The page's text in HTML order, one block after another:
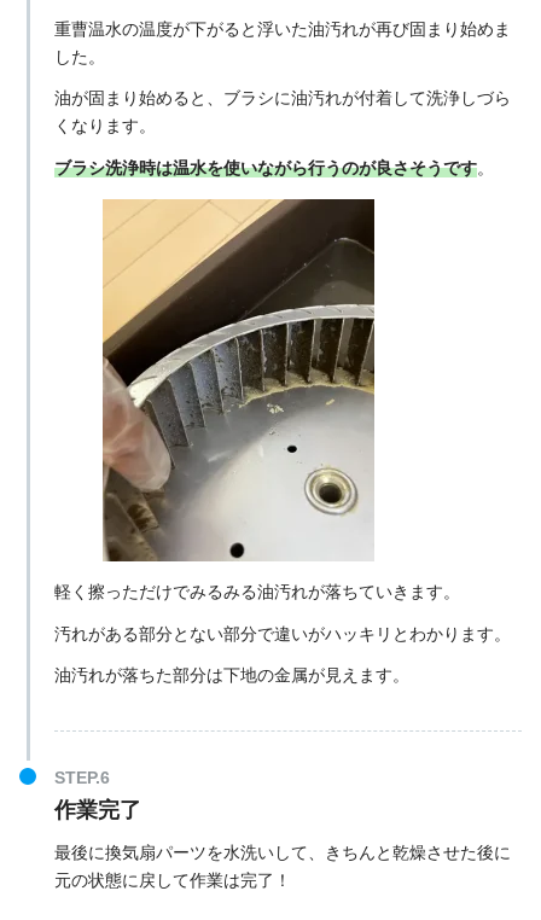
重曹温水の温度が下がると浮いた油汚れが再び固まり始めま
した。
油が固まり始めると、ブラシに油汚れが付着して洗浄しづら
くなります。
ブラシ洗浄時は温水を使いながら行うのが良さそうです。
軽く擦っただけでみるみる油汚れが落ちていきます。
汚れがある部分とない部分で違いがハッキリとわかります。
油汚れが落ちた部分は下地の金属が見えます。
作業完了
最後に換気扇パーツを水洗いして、きちんと乾燥させた後に
元の状態に戻して作業は完了！